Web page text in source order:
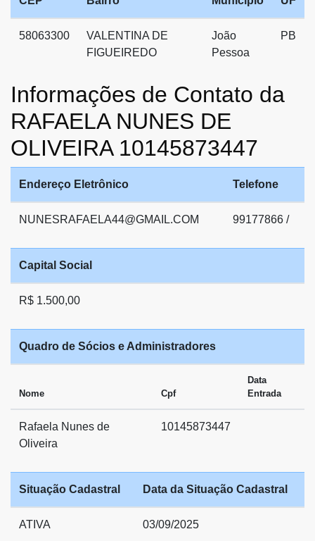
58063300
VALENTINA DE
FIGUEIREDO
João
Pessoa
PB
Informações de Contato da
RAFAELA NUNES DE
OLIVEIRA 10145873447
Endereço Eletrônico Telefone
NUNESRAFAELA44@GMAIL.COM 99177866 /
Capital Social
R$ 1.500,00
Quadro de Sócios e Administradores
Nome Cpf
Data
Entrada
Rafaela Nunes de
Oliveira
10145873447
Situação Cadastral Data da Situação Cadastral
ATIVA 03/09/2025